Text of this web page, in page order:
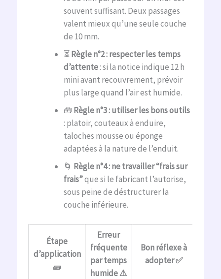
souvent suffisant. Deux passages
valent mieux qu’une seule couche
de 10 mm.
⏳Règle n°2 : respecter les temps
d’attente: si la notice indique 12 h
mini avant recouvrement, prévoir
plus large quand l’air est humide.
🧰 Règle n°3 : utiliser les bons outils
: platoir, couteaux à enduire,
taloches mousse ou éponge
adaptées à la nature de l’enduit.
🌀 Règle n°4 : ne travailler “frais sur
frais”que si le fabricant l’autorise,
sous peine de déstructurer la
couche inférieure.
Étape
d’application
🧱
Erreur
fréquente
par temps
humide ⚠️
Bon réflexe à
adopter ✅